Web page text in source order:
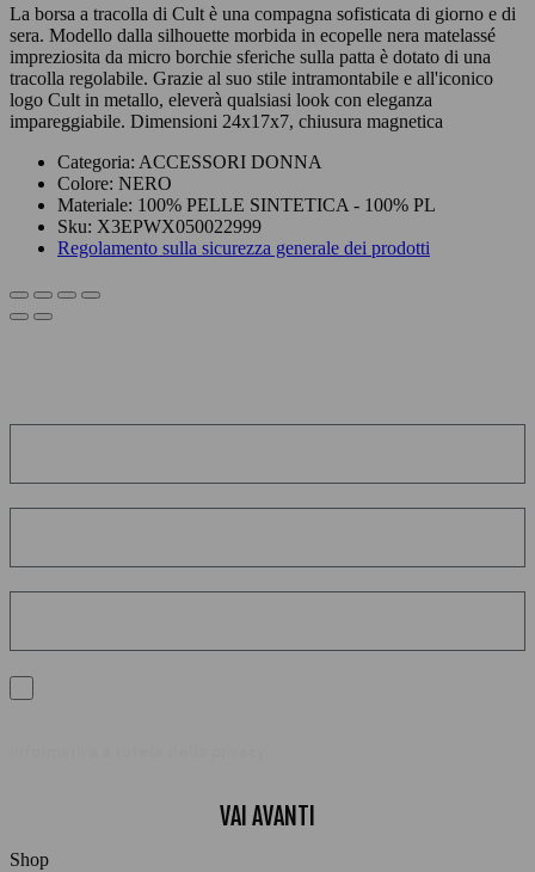
La borsa a tracolla di Cult è una compagna sofisticata di giorno e di
sera. Modello dalla silhouette morbida in ecopelle nera matelassé
impreziosita da micro borchie sferiche sulla patta è dotato di una
tracolla regolabile. Grazie al suo stile intramontabile e all'iconico
logo Cult in metallo, eleverà qualsiasi look con eleganza
impareggiabile. Dimensioni 24x17x7, chiusura magnetica
Categoria: ACCESSORI DONNA
Colore: NERO
Materiale: 100% PELLE SINTETICA - 100% PL
Sku: X3EPWX050022999
Regolamento sulla sicurezza generale dei prodotti
VAI AVANTI
Shop